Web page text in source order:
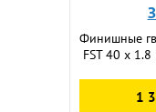
Финишные
FST 40 х
1